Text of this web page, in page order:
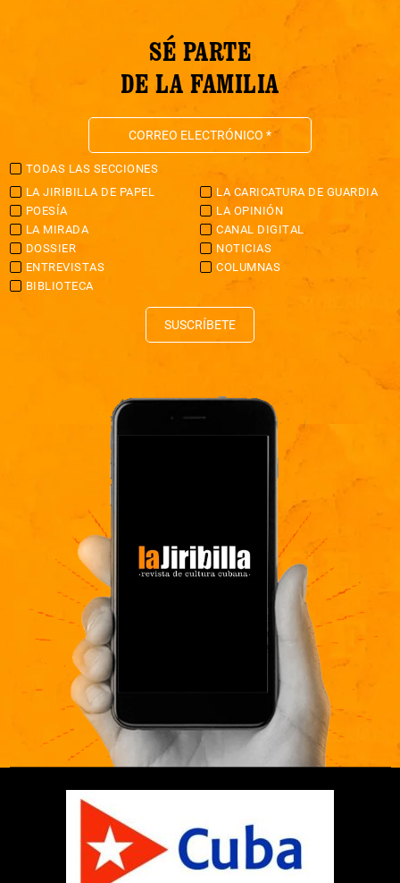
SÉ PARTE
DE LA FAMILIA
TODAS LAS SECCIONES
LA JIRIBILLA DE PAPEL
LA CARICATURA DE GUARDIA
POESÍA
LA OPINIÓN
LA MIRADA
CANAL DIGITAL
DOSSIER
NOTICIAS
ENTREVISTAS
COLUMNAS
BIBLIOTECA
SUSCRÍBETE